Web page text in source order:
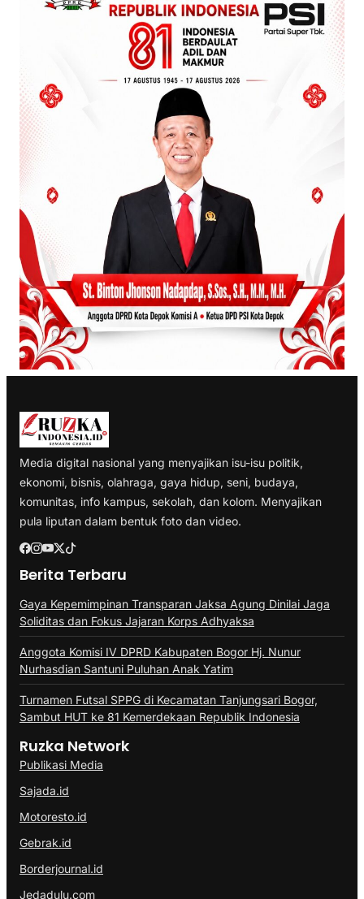
Media digital nasional yang menyajikan isu-isu politik,
ekonomi, bisnis, olahraga, gaya hidup, seni, budaya,
komunitas, info kampus, sekolah, dan kolom. Menyajikan
pula liputan dalam bentuk foto dan video.
Berita Terbaru
Gaya Kepemimpinan Transparan Jaksa Agung Dinilai Jaga
Soliditas dan Fokus Jajaran Korps Adhyaksa
Anggota Komisi IV DPRD Kabupaten Bogor Hj. Nunur
Nurhasdian Santuni Puluhan Anak Yatim
Turnamen Futsal SPPG di Kecamatan Tanjungsari Bogor,
Sambut HUT ke 81 Kemerdekaan Republik Indonesia
Ruzka Network
Publikasi Media
Sajada.id
Motoresto.id
Gebrak.id
Borderjournal.id
Jedadulu.com